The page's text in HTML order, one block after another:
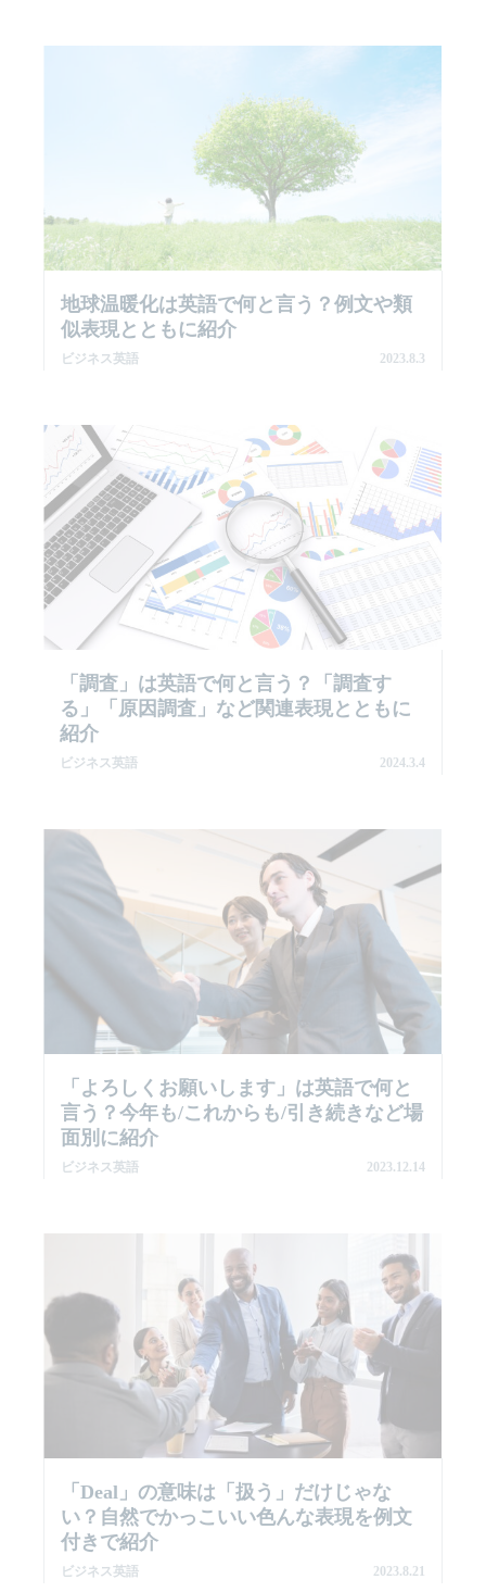
地球温暖化は英語で何と言う？例文や類
似表現とともに紹介
ビジネス英語 2023.8.3
「調査」は英語で何と言う？「調査す
る」「原因調査」など関連表現とともに
紹介
ビジネス英語 2024.3.4
「よろしくお願いします」は英語で何と
言う？今年も/これからも/引き続きなど場
面別に紹介
ビジネス英語 2023.12.14
「deal」の意味は「扱う」だけじゃな
い？自然でかっこいい色んな表現を例文
付きで紹介
ビジネス英語 2023.8.21